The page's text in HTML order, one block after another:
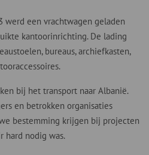
werd een vrachtwagen geladen
kantoorinrichting. De lading
bureaus, archiefkasten,
bij het transport naar Albanië.
en betrokken organisaties
bestemming krijgen bij projecten
hard nodig was.